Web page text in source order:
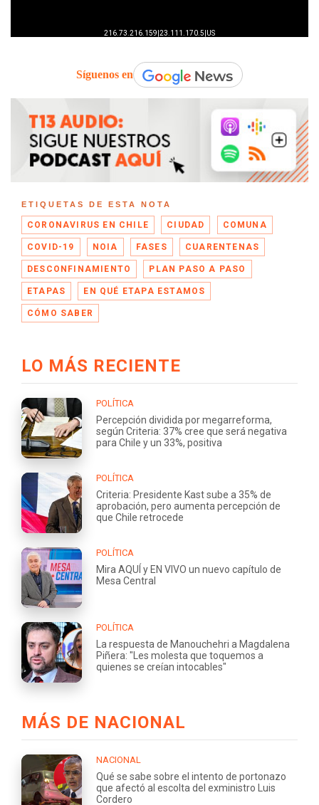
Síguenos en
ETIQUETAS DE ESTA NOTA
CORONAVIRUS EN CHILE CIUDAD COMUNA
COVID-19 NOIA FASES CUARENTENAS
DESCONFINAMIENTO PLAN PASO A PASO
ETAPAS EN QUÉ ETAPA ESTAMOS
CÓMO SABER
LO MÁS RECIENTE
POLÍTICA
Percepción dividida por megarreforma,
según Criteria: 37% cree que será negativa
para Chile y un 33%, positiva
POLÍTICA
Criteria: Presidente Kast sube a 35% de
aprobación, pero aumenta percepción de
que Chile retrocede
POLÍTICA
Mira AQUÍ y EN VIVO un nuevo capítulo de
Mesa Central
POLÍTICA
La respuesta de Manouchehri a Magdalena
Piñera: "Les molesta que toquemos a
quienes se creían intocables"
MÁS DE NACIONAL
NACIONAL
Qué se sabe sobre el intento de portonazo
que afectó al escolta del exministro Luis
Cordero